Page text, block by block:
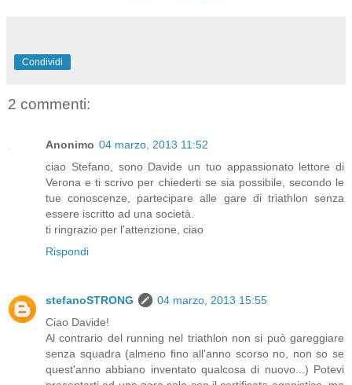
Condividi
2 commenti:
Anonimo 04 marzo, 2013 11:52
ciao Stefano, sono Davide un tuo appassionato lettore di
Verona e ti scrivo per chiederti se sia possibile, secondo le
tue conoscenze, partecipare alle gare di triathlon senza
essere iscritto ad una società.
ti ringrazio per l'attenzione, ciao
Rispondi
stefanoSTRONG
04 marzo, 2013 15:55
Ciao Davide!
Al contrario del running nel triathlon non si può gareggiare
senza squadra (almeno fino all'anno scorso no, non so se
quest'anno abbiano inventato qualcosa di nuovo...) Potevi